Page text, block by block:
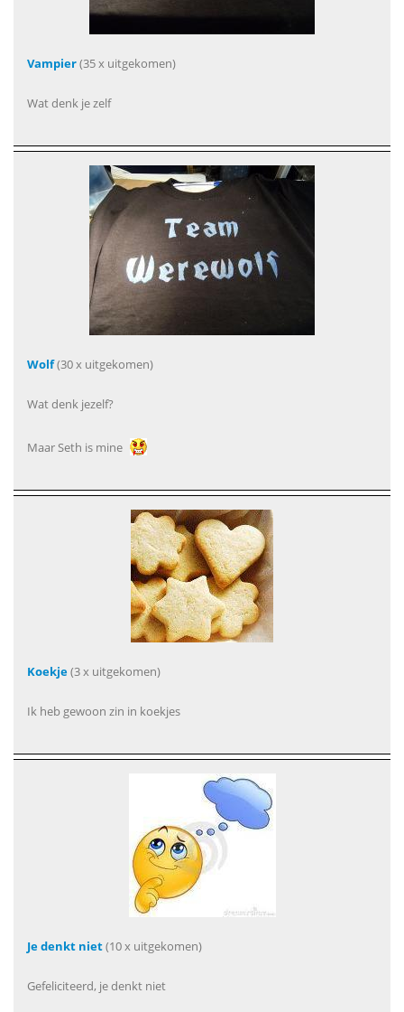
Vampier(35 x uitgekomen)
Wat denk je zelf
Wolf(30 x uitgekomen)
Wat denk jezelf?
Maar Seth is mine
Koekje(3 x uitgekomen)
Ik heb gewoon zin in koekjes
Je denkt niet(10 x uitgekomen)
Gefeliciteerd, je denkt niet